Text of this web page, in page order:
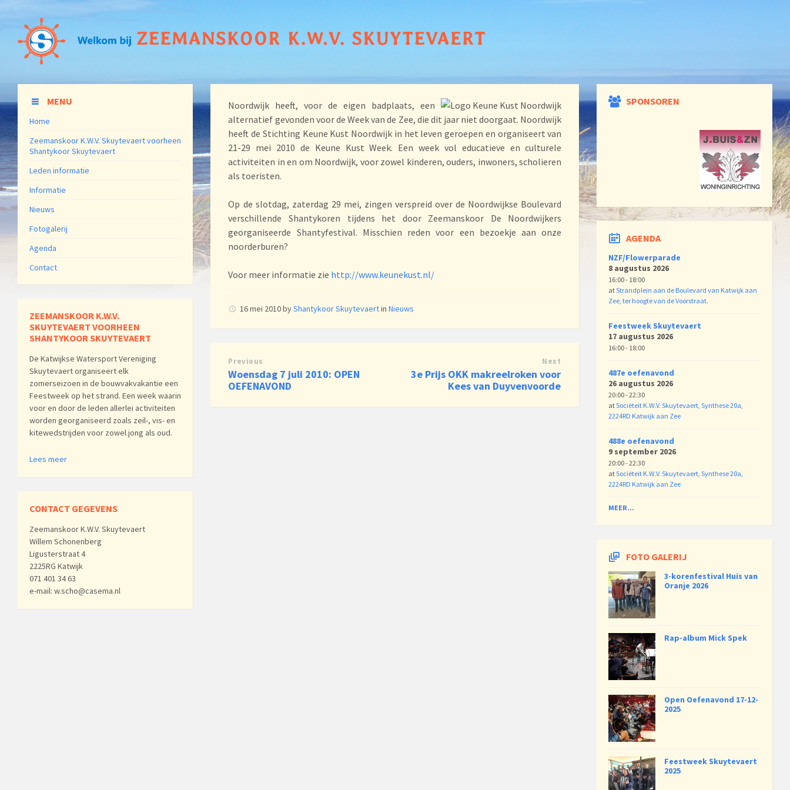
Noordwijk heeft, voor de eigen badplaats, een
alternatief gevonden voor de Week van de Zee, die dit jaar niet doorgaat. Noordwijk
heeft de Stichting Keune Kust Noordwijk in het leven geroepen en organiseert van
21-29 mei 2010 de Keune Kust Week. Een week vol educatieve en culturele
activiteiten in en om Noordwijk, voor zowel kinderen, ouders, inwoners, scholieren
als toeristen.
Op de slotdag, zaterdag 29 mei, zingen verspreid over de Noordwijkse Boulevard
verschillende Shantykoren tijdens het door Zeemanskoor De Noordwijkers
georganiseerde Shantyfestival. Misschien reden voor een bezoekje aan onze
noorderburen?
Voor meer informatie zie http://www.keunekust.nl/
16 mei 2010byShantykoor SkuytevaertinNieuws
Previous
Woensdag 7 juli 2010: OPEN
OEFENAVOND
Next
3e Prijs OKK makreelroken voor
Kees van Duyvenvoorde
MENU
Home
Zeemanskoor K.W.V. Skuytevaert voorheen
Shantykoor Skuytevaert
Leden informatie
Informatie
Nieuws
Fotogalerij
Agenda
Contact
ZEEMANSKOOR K.W.V.
SKUYTEVAERT VOORHEEN
SHANTYKOOR SKUYTEVAERT
De Katwijkse Watersport Vereniging
Skuytevaert organiseert elk
zomerseizoen in de bouwvakvakantie een
Feestweek op het strand. Een week waarin
voor en door de leden allerlei activiteiten
worden georganiseerd zoals zeil-, vis- en
kitewedstrijden voor zowel jong als oud.
Lees meer
CONTACT GEGEVENS
Zeemanskoor K.W.V. Skuytevaert
Willem Schonenberg
Ligusterstraat 4
2225RG Katwijk
071 401 34 63
e-mail: w.scho@casema.nl
SPONSOREN
AGENDA
NZF/Flowerparade
8 augustus 2026
16:00 - 18:00
atStrandplein aan de Boulevard van Katwijk aan
Zee, ter hoogte van de Voorstraat.
Feestweek Skuytevaert
17 augustus 2026
16:00 - 18:00
487e oefenavond
26 augustus 2026
20:00 - 22:30
atSociëteit K.W.V. Skuytevaert, Synthese 20a,
2224RD Katwijk aan Zee
488e oefenavond
9 september 2026
20:00 - 22:30
atSociëteit K.W.V. Skuytevaert, Synthese 20a,
2224RD Katwijk aan Zee
MEER...
FOTO GALERIJ
3-korenfestival Huis van
Oranje 2026
Rap-album Mick Spek
Open Oefenavond 17-12-
2025
Feestweek Skuytevaert
2025